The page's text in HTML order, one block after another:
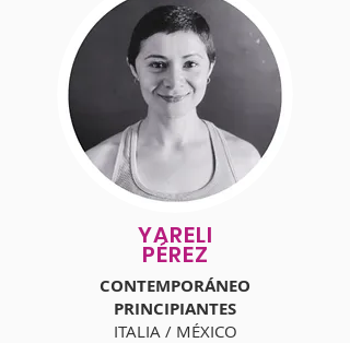
YARELI
PÉREZ
CONTEMPORÁNEO
PRINCIPIANTES
ITALIA / MÉXICO